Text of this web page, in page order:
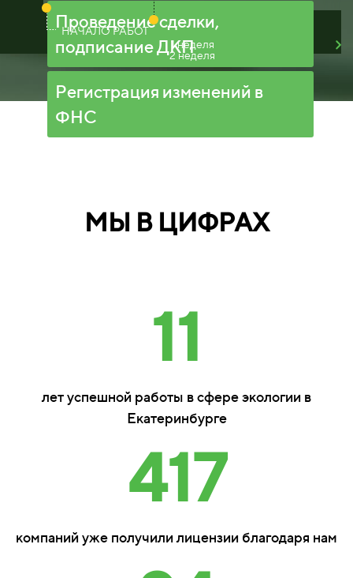
Проведение сделки,
подписание ДКП
Регистрация изменений в
ФНС
НАЧАЛО РАБОТ
1 неделя
2 неделя
МЫ В ЦИФРАХ
11
лет успешной работы в сфере экологии в
Екатеринбурге
417
компаний уже получили лицензии благодаря нам